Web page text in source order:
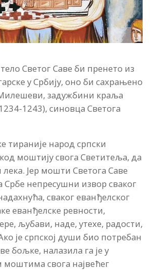
Светог Саве би пренето из
у Србију, оно би сахрањено
задужбини краља
1243), синовца Светога
тираније народ српски
моштију свога Светитеља, да
лека. Јер мошти Светога Саве
Србе непресушни извор сваког
сваког еванђелског
еванђелске ревности,
љубави, наде, утехе, радости,
је српској души био потребан
бољке, налазила га је у
свога највећег